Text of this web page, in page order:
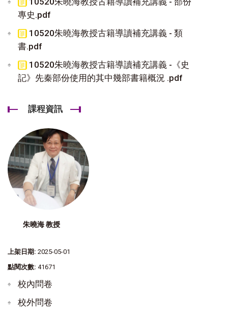
專史.pdf
10520朱曉海教授古籍導讀補充講義 - 類
書.pdf
10520朱曉海教授古籍導讀補充講義 -《史
記》先秦部份使用的其中幾部書籍概況 .pdf
課程資訊
朱曉海 教授
上架日期: 2025-05-01
點閱次數: 41671
校內問卷
校外問卷